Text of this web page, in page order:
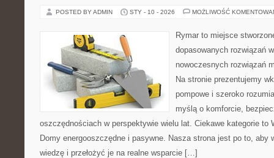
POSTED BY ADMIN STY - 10 - 2026 MOŻLIWOŚĆ
Rymar to miejsce
dopasowanych rozwiązań
nowoczesnych rozwiązań
Na stronie prezentujemy
pompowe i szeroko
myślą o komforcie,
oszczędnościach w perspektywie wielu lat. Ciekawe kategorie to
Domy energooszczędne i pasywne. Nasza strona jest po to, aby
wiedzę i przełożyć je na realne wsparcie […]